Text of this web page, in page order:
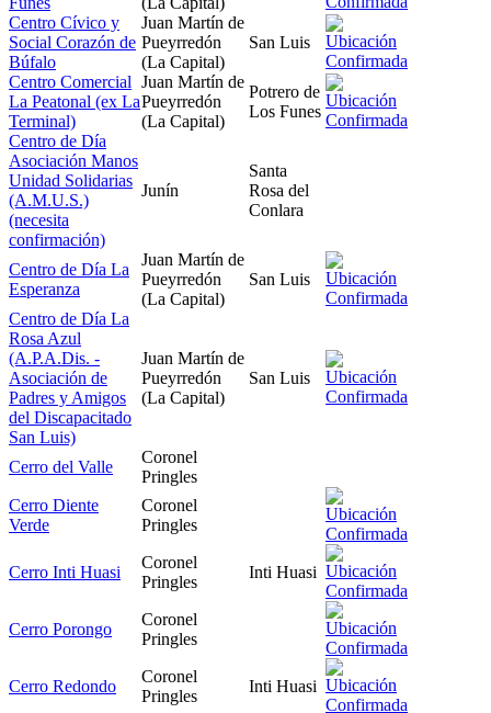
Centro Cívico y
Social Corazón de
Búfalo
Juan Martín de
Pueyrredón
(La Capital)
San Luis
Centro Comercial
La Peatonal (ex La
Terminal)
Juan Martín de
Pueyrredón
(La Capital)
Potrero de
Los Funes
Centro de Día
Asociación Manos
Unidad Solidarias
(A.M.U.S.)
(necesita
confirmación)
Junín
Santa
Rosa del
Conlara
Centro de Día La
Esperanza
Juan Martín de
Pueyrredón
(La Capital)
San Luis
Centro de Día La
Rosa Azul
(A.P.A.Dis. -
Asociación de
Padres y Amigos
del Discapacitado
San Luis)
Juan Martín de
Pueyrredón
(La Capital)
San Luis
Cerro del Valle
Coronel
Pringles
Cerro Diente
Verde
Coronel
Pringles
Cerro Inti Huasi
Coronel
Pringles
Inti Huasi
Cerro Porongo
Coronel
Pringles
Cerro Redondo
Coronel
Pringles
Inti Huasi